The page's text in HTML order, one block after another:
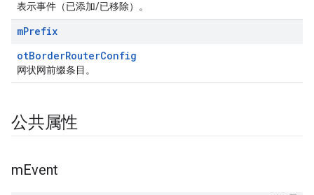
表示事件（已添加/已移除）。
mPrefix
otBorderRouterConfig
网状网前缀条目。
公共属性
mEvent